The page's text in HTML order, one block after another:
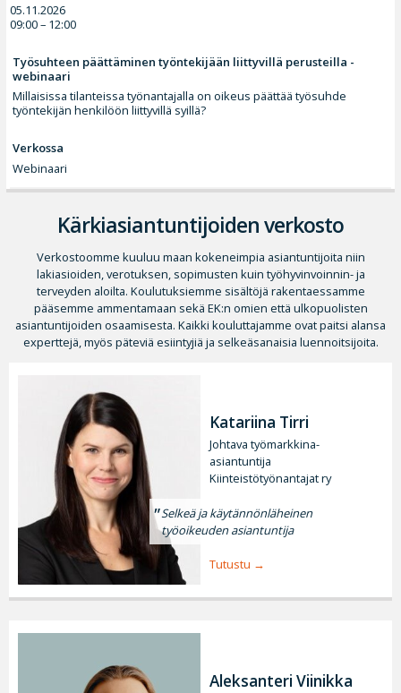
05.11.2026
09:00 – 12:00
Työsuhteen päättäminen työntekijään liittyvillä perusteilla -
webinaari
Millaisissa tilanteissa työnantajalla on oikeus päättää työsuhde
työntekijän henkilöön liittyvillä syillä?
Verkossa
Webinaari
Kärkiasiantuntijoiden verkosto
Verkostoomme kuuluu maan kokeneimpia asiantuntijoita niin
lakiasioiden, verotuksen, sopimusten kuin työhyvinvoinnin- ja
terveyden aloilta. Koulutuksiemme sisältöjä rakentaessamme
pääsemme ammentamaan sekä EK:n omien että ulkopuolisten
asiantuntijoiden osaamisesta. Kaikki kouluttajamme ovat paitsi alansa
experttejä, myös päteviä esiintyjiä ja selkeäsanaisia luennoitsijoita.
Katariina Tirri
Johtava työmarkkina-
asiantuntija
Kiinteistötyönantajat ry
Selkeä ja käytännönläheinen
työoikeuden asiantuntija
Tutustu
Aleksanteri Viinikka